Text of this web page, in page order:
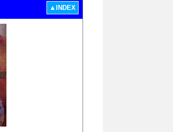
▲INDEX